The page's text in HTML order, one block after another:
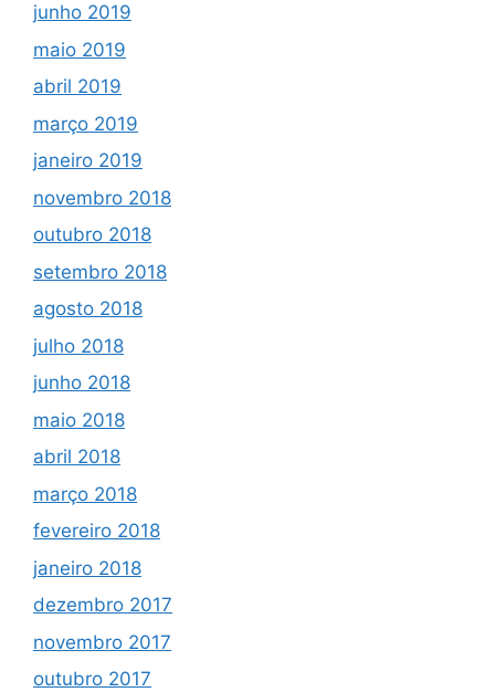
junho 2019
maio 2019
abril 2019
março 2019
janeiro 2019
novembro 2018
outubro 2018
setembro 2018
agosto 2018
julho 2018
junho 2018
maio 2018
abril 2018
março 2018
fevereiro 2018
janeiro 2018
dezembro 2017
novembro 2017
outubro 2017